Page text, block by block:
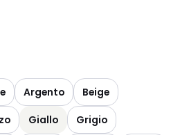
Argento
Beige
Giallo
Grigio